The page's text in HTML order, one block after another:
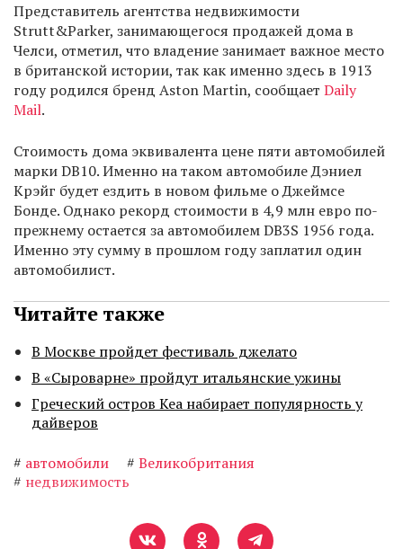
Представитель агентства недвижимости
Strutt&Parker, занимающегося продажей дома в
Челси, отметил, что владение занимает важное место
в британской истории, так как именно здесь в 1913
году родился бренд Aston Martin, сообщает Daily
Mail.
Стоимость дома эквивалента цене пяти автомобилей
марки DB10. Именно на таком автомобиле Дэниел
Крэйг будет ездить в новом фильме о Джеймсе
Бонде. Однако рекорд стоимости в 4,9 млн евро по-
прежнему остается за автомобилем DB3S 1956 года.
Именно эту сумму в прошлом году заплатил один
автомобилист.
Читайте также
В Москве пройдет фестиваль джелато
В «Сыроварне» пройдут итальянские ужины
Греческий остров Кеа набирает популярность у
дайверов
# автомобили # Великобритания
# недвижимость